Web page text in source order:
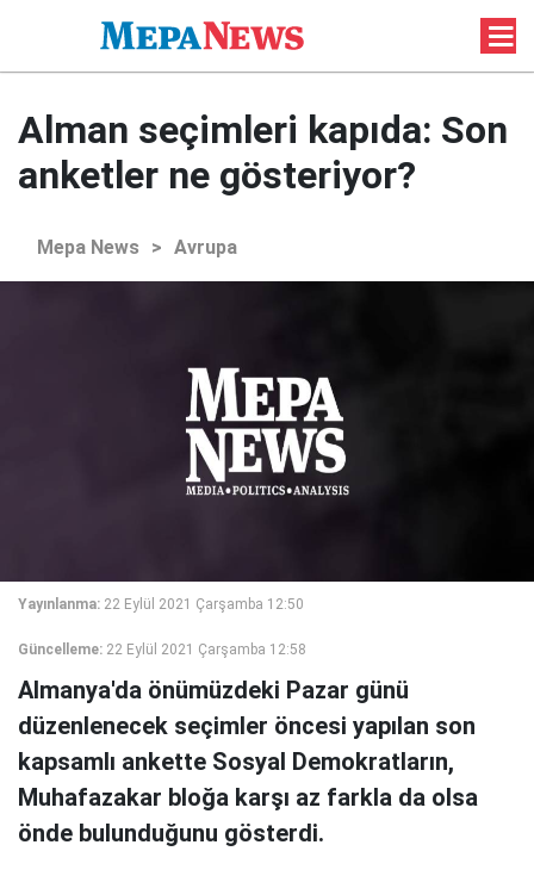
Alman seçimleri kapıda: Son
anketler ne gösteriyor?
Mepa News > Avrupa
Yayınlanma: 22 Eylül 2021 Çarşamba 12:50
Güncelleme: 22 Eylül 2021 Çarşamba 12:58
Almanya'da önümüzdeki Pazar günü
düzenlenecek seçimler öncesi yapılan son
kapsamlı ankette Sosyal Demokratların,
Muhafazakar bloğa karşı az farkla da olsa
önde bulunduğunu gösterdi.